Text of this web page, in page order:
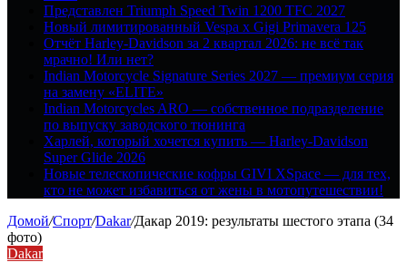
Представлен Triumph Speed Twin 1200 TFC 2027
Новый лимитированный Vespa x Gigi Primavera 125
Отчёт Harley-Davidson за 2 квартал 2026: не всё так
мрачно! Или нет?
Indian Motorcycle Signature Series 2027 — премиум серия
на замену «ELITE»
Indian Motorcycles ARO — собственное подразделение
по выпуску заводского тюнинга
Харлей, который хочется купить — Harley-Davidson
Super Glide 2026
Новые телескопические кофры GIVI XSpace — для тех,
кто не может избавиться от жены в мотопутешествии!
Домой/Спорт/Dakar/Дакар 2019: результаты шестого этапа (34
фото)
Dakar